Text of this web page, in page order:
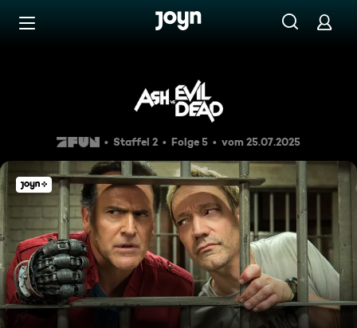
Zum Inhalt springen
Confinement
Staffel 2 Folge 5 vom 25.07.2025